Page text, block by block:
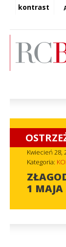
kontrast
Kwiecień 28,
Kategoria:
1 MAJA